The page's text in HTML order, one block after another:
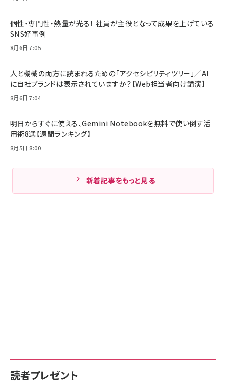
個性・専門性・熱量が光る！ 社員が主役となって成果を上げている
SNS好事例
8月6日 7:05
人と機械の両方に読まれるための「アクセシビリティツリー」／AI
に自社ブランドは表示されていますか？【Web担当者向け講演】
8月6日 7:04
明日からすぐに使える、Gemini Notebookを無料で使い倒す活
用術8選【週間ランキング】
8月5日 8:00
新着記事をもっと見る
読者プレゼント